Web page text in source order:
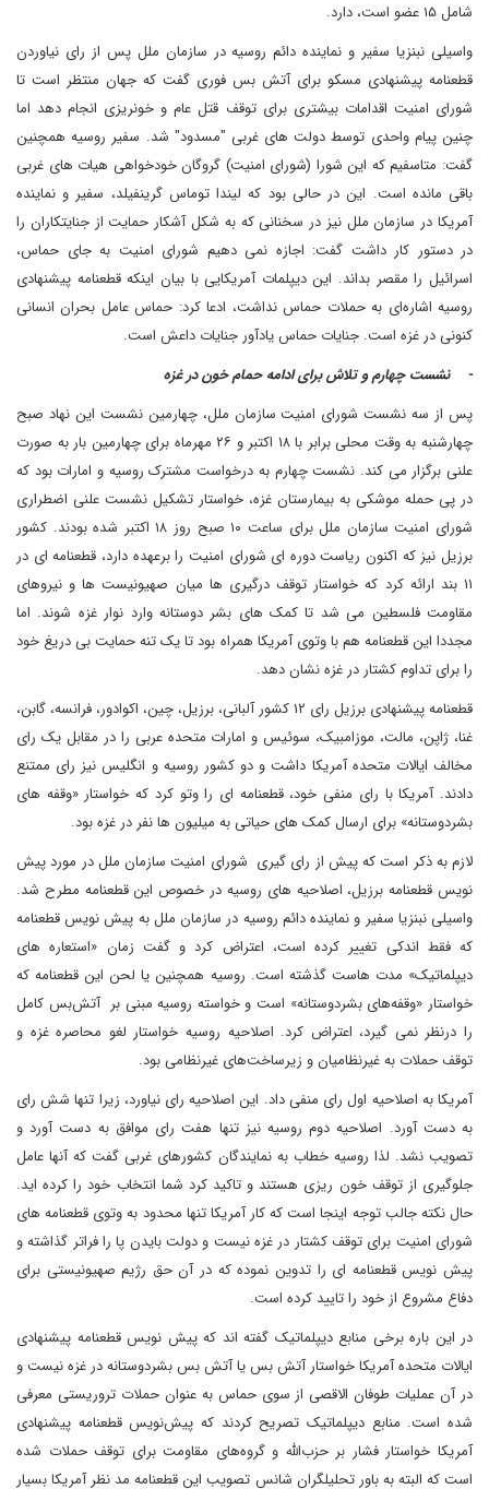
شامل ۱۵ عضو است، دارد.
واسیلی نبنزیا سفیر و نماینده دائم روسیه در سازمان ملل پس از رای نیاوردن
قطعنامه پیشنهادی مسکو برای آتش بس فوری گفت که جهان منتظر است تا
شورای امنیت اقدامات بیشتری برای توقف قتل عام و خونریزی انجام دهد اما
چنین پیام واحدی توسط دولت های غربی "مسدود" شد. سفیر روسیه همچنین
گفت: متاسفیم که این شورا (شورای امنیت) گروگان خودخواهی هیات‌ های غربی
باقی مانده است. این در حالی بود که لیندا توماس گرینفیلد، سفیر و نماینده
آمریکا در سازمان ملل نیز در سخنانی که به شکل آشکار حمایت از جنایتکاران را
در دستور کار داشت گفت: اجازه نمی دهیم شورای امنیت به جای حماس،
اسرائیل را مقصر بداند. این دیپلمات آمریکایی با بیان اینکه قطعنامه پیشنهادی
روسیه اشاره‌ای به حملات حماس نداشت، ادعا کرد: حماس عامل بحران انسانی
کنونی در غزه است. جنایات حماس یادآور جنایات داعش است.
- نشست چهارم و تلاش برای ادامه حمام خون در غزه
پس از سه نشست شورای امنیت سازمان ملل، چهارمین نشست این نهاد صبح
چهارشنبه به وقت محلی برابر با ۱۸ اکتبر و ۲۶ مهرماه برای چهارمین بار به صورت
علنی برگزار می کند. نشست چهارم به درخواست مشترک روسیه و امارات بود که
در پی حمله موشکی به بیمارستان غزه، خواستار تشکیل نشست علنی اضطراری
شورای امنیت سازمان ملل برای ساعت ۱۰ صبح روز ۱۸ اکتبر شده بودند. کشور
برزیل نیز که اکنون ریاست دوره ای شورای امنیت را برعهده دارد، قطعنامه ای در
۱۱ بند ارائه کرد که خواستار توقف درگیری ها میان صهیونیست ها و نیروهای
مقاومت فلسطین می شد تا کمک های بشر دوستانه وارد نوار غزه شوند. اما
مجددا این قطعنامه هم با وتوی آمریکا همراه بود تا یک تنه حمایت بی دریغ خود
را برای تداوم کشتار در غزه نشان دهد.
قطعنامه پیشنهادی برزیل رای ۱۲ کشور آلبانی، برزیل، چین، اکوادور، فرانسه، گابن،
غنا، ژاپن، مالت، موزامبیک، سوئیس و امارات متحده عربی را در مقابل یک رای
مخالف ایالات متحده آمریکا داشت و دو کشور روسیه و انگلیس نیز رای ممتنع
دادند. آمریکا با رای منفی خود، قطعنامه ای را وتو کرد که خواستار «وقفه های
بشردوستانه» برای ارسال کمک های حیاتی به میلیون ها نفر در غزه بود.
لازم به ذکر است که پیش از رای گیری شورای امنیت سازمان ملل در مورد پیش
نویس قطعنامه برزیل، اصلاحیه های روسیه در خصوص این قطعنامه مطرح شد.
واسیلی نبنزیا سفیر و نماینده دائم روسیه در سازمان ملل به پیش نویس قطعنامه
که فقط اندکی تغییر کرده است، اعتراض کرد و گفت زمان «استعاره های
دیپلماتیک» مدت هاست گذشته است. روسیه همچنین یا لحن این قطعنامه که
خواستار «وقفه‌های بشردوستانه» است و خواسته روسیه مبنی بر آتش‌بس کامل
را درنظر نمی گیرد، اعتراض کرد. اصلاحیه روسیه خواستار لغو محاصره غزه و
توقف حملات به غیرنظامیان و زیرساخت‌های غیرنظامی بود.
آمریکا به اصلاحیه اول رای منفی داد. این اصلاحیه رای نیاورد، زیرا تنها شش رای
به دست آورد. اصلاحیه دوم روسیه نیز تنها هفت رای موافق به دست آورد و
تصویب نشد. لذا روسیه خطاب به نمایندگان کشورهای غربی گفت که آنها عامل
جلوگیری از توقف خون ریزی هستند و تاکید کرد شما انتخاب خود را کرده اید.
حال نکته جالب توجه اینجا است که کار آمریکا تنها محدود به وتوی قطعنامه های
شورای امنیت برای توقف کشتار در غزه نیست و دولت بایدن پا را فراتر گذاشته و
پیش نویس قطعنامه ای را تدوین نموده که در آن حق رژیم صهیونیستی برای
دفاع مشروع از خود را تایید کرده است.
در این باره برخی منابع دیپلماتیک گفته اند که پیش نویس قطعنامه پیشنهادی
ایالات متحده آمریکا خواستار آتش بس یا آتش بس بشردوستانه در غزه نیست و
در آن عملیات طوفان الاقصی از سوی حماس به عنوان حملات تروریستی معرفی
شده است. منابع دیپلماتیک تصریح کردند که پیش‌نویس قطعنامه پیشنهادی
آمریکا خواستار فشار بر حزب‌الله و گروه‌های مقاومت برای توقف حملات شده
است که البته به باور تحلیلگران شانس تصویب این قطعنامه مد نظر آمریکا بسیار